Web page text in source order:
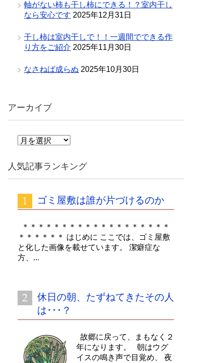
軸がない柿も干し柿にできる！？室内干し
なら安心です 2025年12月31日
干し柿は室内干しで！！一週間でできる作
り方をご紹介 2025年11月30日
なさねば成らぬ 2025年10月30日
アーカイブ
ア
イ
ブ
人気記事ランキング
ゴミ屋敷は誰が片づけるのか
＊＊＊＊＊＊＊＊＊＊＊＊＊＊＊＊＊＊＊
＊＊＊＊＊＊ はじめに ここでは、ゴミ屋敷
と化した画像を載せています。 潔癖症な
方、...
休日の朝、たずねてきたその人
は･･･？
故郷に戻って、まもなく２
年になります。 朝はウグ
イスの鳴き声で目覚め、 夜